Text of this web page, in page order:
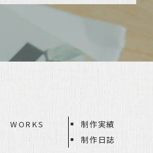
WORKS
制作実績
制作日誌